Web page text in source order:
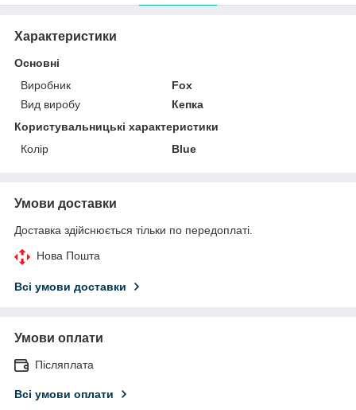
Характеристики
Основні
Виробник
Fox
Вид виробу
Кепка
Користувальницькі характеристики
Колір
Blue
Умови доставки
Доставка здійснюється тільки по передоплаті.
Нова Пошта
Всі умови доставки
Умови оплати
Післяплата
Всі умови оплати